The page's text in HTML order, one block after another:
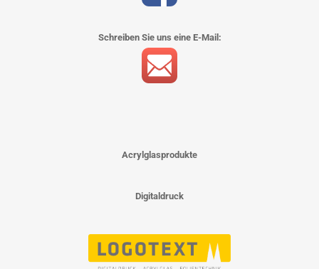
Schreiben Sie uns eine E-Mail:
Acrylglasprodukte
Digitaldruck